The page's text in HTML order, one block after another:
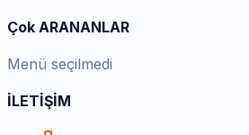
Çok ARANANLAR
Menü seçilmedi
İLETİŞİM